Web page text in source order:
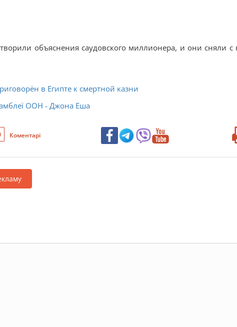
объяснения саудовского миллионера, и они сняли с
в Египте к смертной казни
ООН - Джона Еша
Коментарі